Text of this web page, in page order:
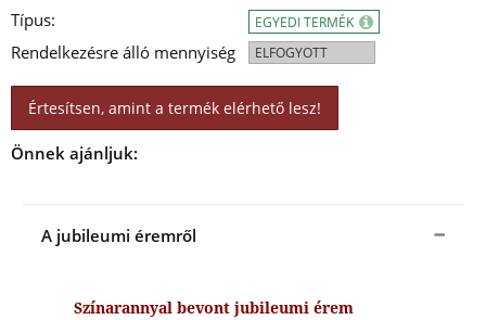
Típus:
Rendelkezésre álló mennyiség
EGYEDI TERMÉK
ELFOGYOTT
Értesítsen, amint a termék elérhető lesz!
Önnek ajánljuk:
A jubileumi éremről
Színarannyal bevont jubileumi érem